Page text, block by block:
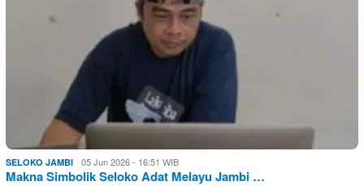
SELOKO JAMBI 05 Jun 2026 - 16:51 WIB
Makna Simbolik Seloko Adat Melayu Jambi …